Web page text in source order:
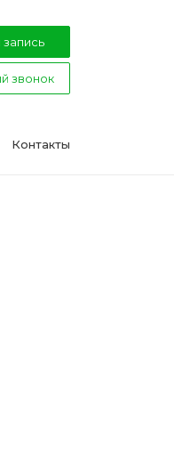
звонок
Контакты